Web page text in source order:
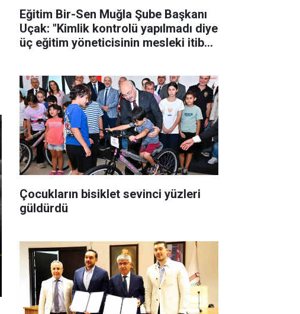
Eğitim Bir-Sen Muğla Şube Başkanı
Uçak: "Kimlik kontrolü yapılmadı diye
üç eğitim yöneticisinin mesleki itibarı
Çocukların bisiklet sevinci yüzleri
güldürdü